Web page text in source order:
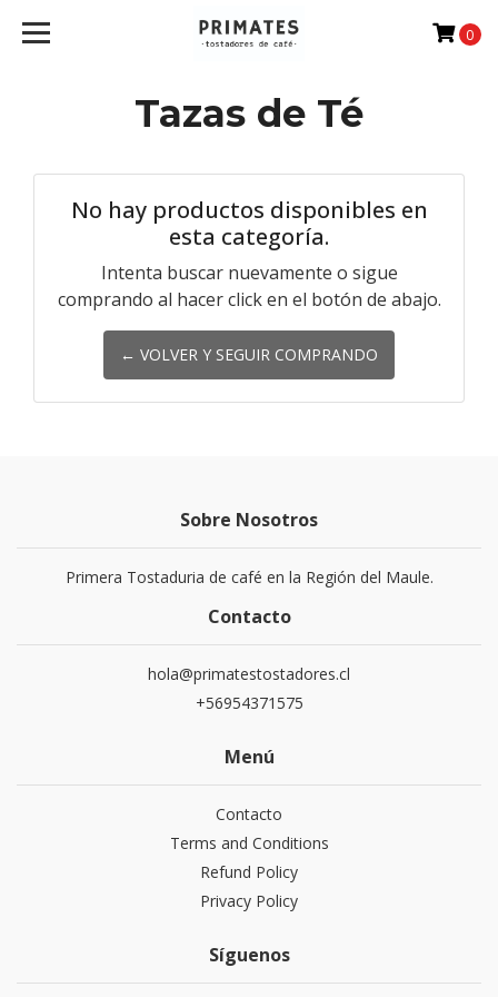
0
Tazas de Té
No hay productos disponibles en
esta categoría.
Intenta buscar nuevamente o sigue
comprando al hacer click en el botón de abajo.
← VOLVER Y SEGUIR COMPRANDO
Sobre Nosotros
Primera Tostaduria de café en la Región del Maule.
Contacto
hola@primatestostadores.cl
+56954371575
Menú
Contacto
Terms and Conditions
Refund Policy
Privacy Policy
Síguenos